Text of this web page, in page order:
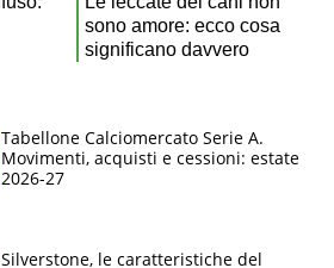
Tabellone Calciomercato Serie A.
Movimenti, acquisti e cessioni: estate
2026-27
Silverstone, le caratteristiche del